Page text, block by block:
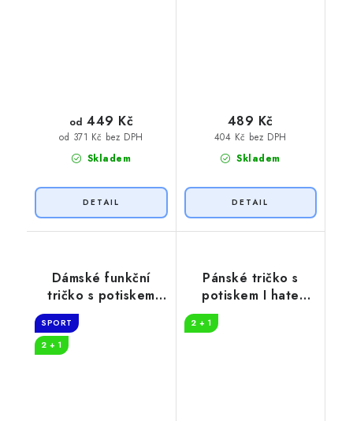
Skladem
od 371 Kč bez DPH
od 449 Kč
Skladem
404 Kč bez DPH
489 Kč
Dámské funkční
tričko s potiskem
Tep hory
SPORT
2 + 1
Pánské tričko s
potiskem I hate
2 + 1